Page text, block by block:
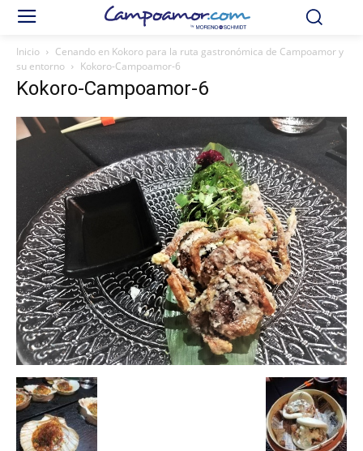
Inicio
Cenando en Kokoro para la ruta gastronómica de Campoamor y
su entorno
Kokoro-Campoamor-6
Kokoro-Campoamor-6